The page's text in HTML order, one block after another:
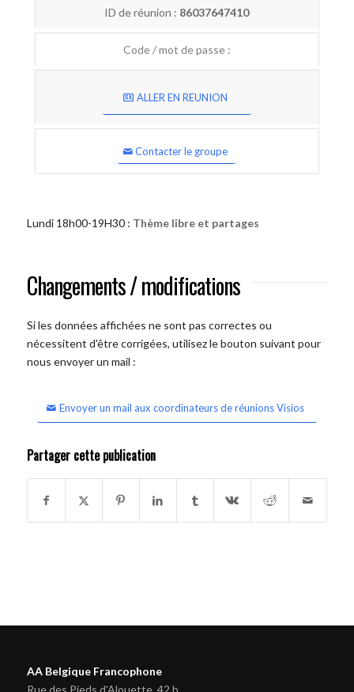
ID de réunion : 86037647410
Code / mot de passe :
ALLER EN REUNION
Contacter le groupe
Lundi 18h00-19H30 : Thème libre et partages
Changements / modifications
Si les données affichées ne sont pas correctes ou
nécessitent d'être corrigées, utilisez le bouton suivant pour
nous envoyer un mail :
Envoyer un mail aux coordinateurs de réunions Visios
Partager cette publication
AA Belgique Francophone
Rue des Pieds d'Alouette, 42 b